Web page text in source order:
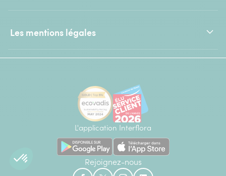
Les mentions légales
L'application Interflora
Rejoignez-nous